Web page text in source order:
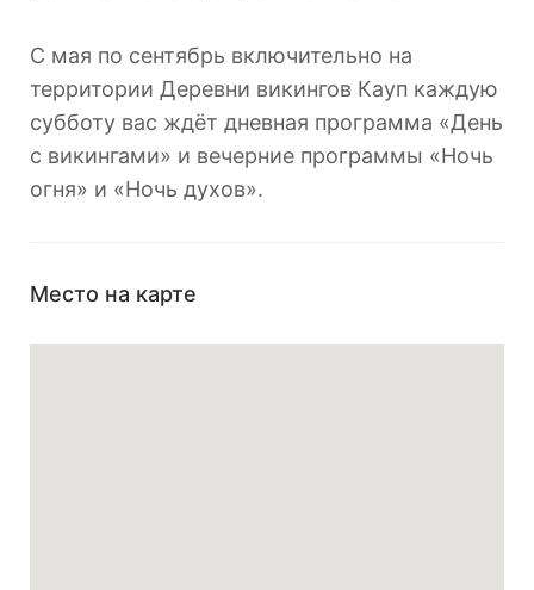
С мая по сентябрь включительно на
территории Деревни викингов Кауп каждую
субботу вас ждёт дневная программа «День
с викингами» и вечерние программы «Ночь
огня» и «Ночь духов».
Место на карте